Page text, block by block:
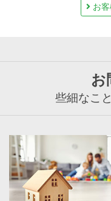
お客
お
些細なこ